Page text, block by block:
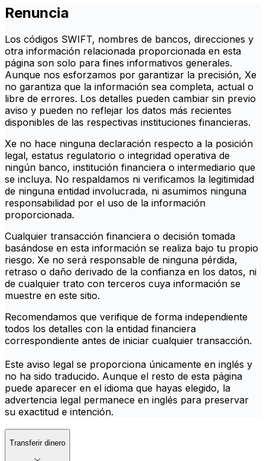
Renuncia
Los códigos SWIFT, nombres de bancos, direcciones y
otra información relacionada proporcionada en esta
página son solo para fines informativos generales.
Aunque nos esforzamos por garantizar la precisión, Xe
no garantiza que la información sea completa, actual o
libre de errores. Los detalles pueden cambiar sin previo
aviso y pueden no reflejar los datos más recientes
disponibles de las respectivas instituciones financieras.
Xe no hace ninguna declaración respecto a la posición
legal, estatus regulatorio o integridad operativa de
ningún banco, institución financiera o intermediario que
se incluya. No respaldamos ni verificamos la legitimidad
de ninguna entidad involucrada, ni asumimos ninguna
responsabilidad por el uso de la información
proporcionada.
Cualquier transacción financiera o decisión tomada
basándose en esta información se realiza bajo tu propio
riesgo. Xe no será responsable de ninguna pérdida,
retraso o daño derivado de la confianza en los datos, ni
de cualquier trato con terceros cuya información se
muestre en este sitio.
Recomendamos que verifique de forma independiente
todos los detalles con la entidad financiera
correspondiente antes de iniciar cualquier transacción.
Este aviso legal se proporciona únicamente en inglés y
no ha sido traducido. Aunque el resto de esta página
puede aparecer en el idioma que hayas elegido, la
advertencia legal permanece en inglés para preservar
su exactitud e intención.
Transferir dinero